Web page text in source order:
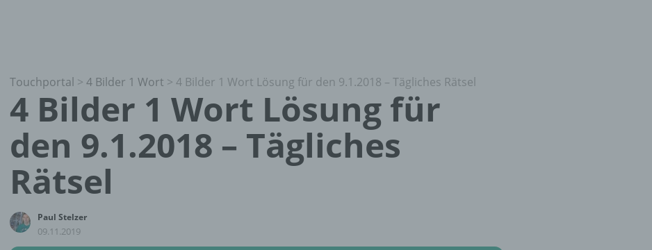
Touchportal > 4 Bilder 1 Wort > 4 Bilder 1 Wort Lösung für den 9.1.2018 – Tägliches Rätsel
4 Bilder 1 Wort Lösung für
den 9.1.2018 – Tägliches
Rätsel
Paul Stelzer
09.11.2019